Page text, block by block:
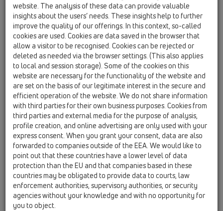
Izolační souprava s textílií
nakašírovanou fólií
(400x400mm)
website. The analysis of these data can provide valuable
insights about the users’ needs. These insights help to further
improve the quality of our offerings. In this context, so-called
cookies are used. Cookies are data saved in the browser that
allow a visitor to be recognised. Cookies can be rejected or
deleted as needed via the browser settings. (This also applies
to local and session storage). Some of the cookies on this
website are necessary for the functionality of the website and
are set on the basis of our legitimate interest in the secure and
efficient operation of the website. We do not share information
with third parties for their own business purposes. Cookies from
third parties and external media for the purpose of analysis,
profile creation, and online advertising are only used with your
express consent. When you grant your consent, data are also
forwarded to companies outside of the EEA. We would like to
point out that these countries have a lower level of data
protection than the EU and that companies based in these
countries may be obligated to provide data to courts, law
enforcement authorities, supervisory authorities, or security
agencies without your knowledge and with no opportunity for
you to object.